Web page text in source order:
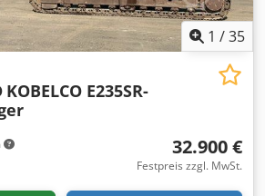
1 /35
KOBELCO E235SR-
32.900 €
Festpreis zzgl. MwSt.